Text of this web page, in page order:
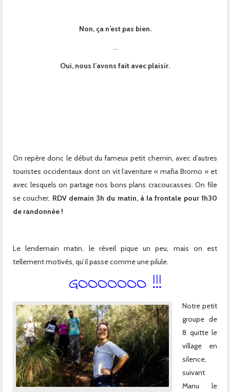
Non, ça n’est pas bien.
…
Oui, nous l’avons fait avec plaisir.
On repère donc le début du fameux petit chemin, avec d’autres
touristes occidentaux dont on vit l’aventure « mafia Bromo » et
avec lesquels on partage nos bons plans cracoucasses. On file
se coucher, RDV demain 3h du matin, à la frontale pour 1h30
de randonnée !
Le lendemain matin, le réveil pique un peu, mais on est
tellement motivés, qu’il passe comme une pilule.
GOOOOOOO !!!
Notre petit
groupe de
8 quitte le
village en
silence,
suivant
Manu le